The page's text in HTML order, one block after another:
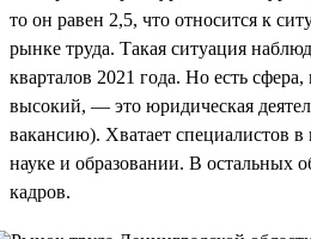
то он равен 2,5, что относится к
рынке труда. Такая ситуация
кварталов 2021 года. Но есть
высокий, — это юридическая
вакансию). Хватает специалистов
науке и образовании. В остальных
кадров.